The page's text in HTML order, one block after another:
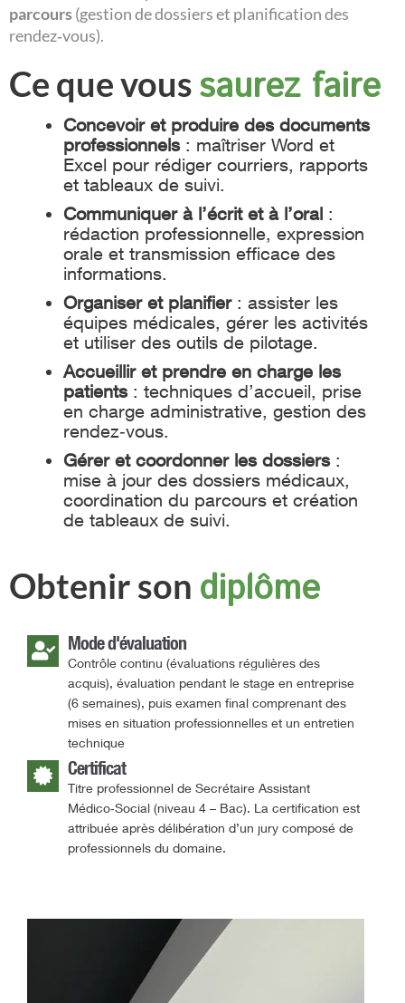
parcours (gestion de dossiers et planification des
rendez‑vous).
Ce que voussaurez faire
Concevoir et produire des documents
professionnels: maîtriser Word et
Excel pour rédiger courriers, rapports
et tableaux de suivi.
Communiquer à l’écrit et à l’oral :
rédaction professionnelle, expression
orale et transmission efficace des
informations.
Organiser et planifier: assister les
équipes médicales, gérer les activités
et utiliser des outils de pilotage.
Accueillir et prendre en charge les
patients: techniques d’accueil, prise
en charge administrative, gestion des
rendez‑vous.
Gérer et coordonner les dossiers:
mise à jour des dossiers médicaux,
coordination du parcours et création
de tableaux de suivi.
Obtenir son diplôme
Mode d'évaluation
Contrôle continu (évaluations régulières des
acquis), évaluation pendant le stage en entreprise
(6 semaines), puis examen final comprenant des
mises en situation professionnelles et un entretien
technique
Certificat
Titre professionnel de Secrétaire Assistant
Médico‑Social (niveau 4 – Bac). La certification est
attribuée après délibération d’un jury composé de
professionnels du domaine.